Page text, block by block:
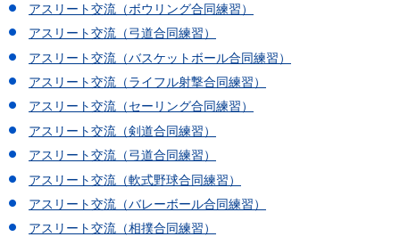
アスリート交流（ボウリング合同練習）
アスリート交流（弓道合同練習）
アスリート交流（バスケットボール合同練習）
アスリート交流（ライフル射撃合同練習）
アスリート交流（セーリング合同練習）
アスリート交流（剣道合同練習）
アスリート交流（弓道合同練習）
アスリート交流（軟式野球合同練習）
アスリート交流（バレーボール合同練習）
アスリート交流（相撲合同練習）